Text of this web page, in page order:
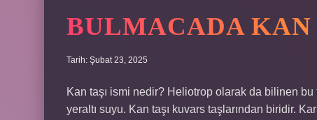
BULMACADA
Tarih: Şubat 23, 2025
Kan taşı ismi nedir? Heliotrop olarak da bilinen
yeraltı suyu. Kan taşı kuvars taşlarından biridir.